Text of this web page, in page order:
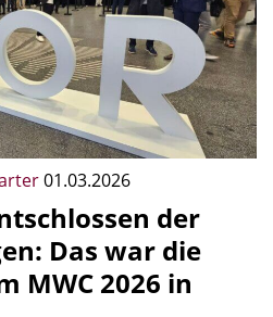
01.03.2026
der
Das war die
MWC 2026 in